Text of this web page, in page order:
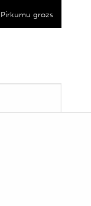
Pirkumu grozs